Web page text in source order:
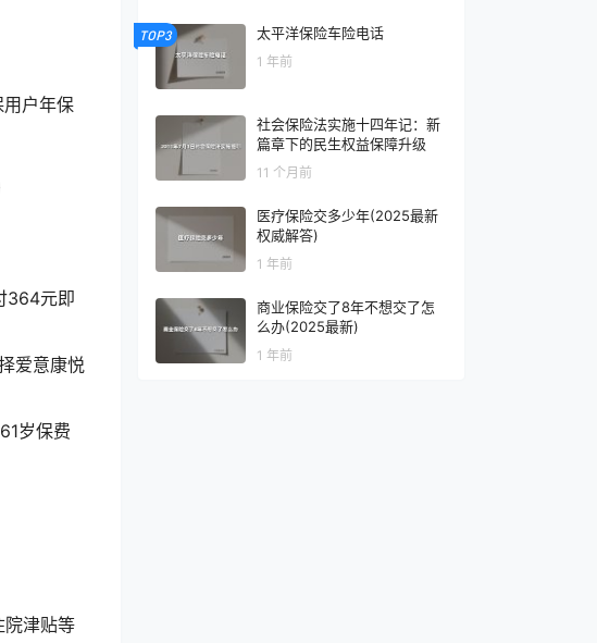
户年保
364元即
爱意康悦
岁保费
院津贴等
TOP3 太平洋保险车险电话
1 年前
社会保险法实施十四年记：新
篇章下的民生权益保障升级
11 个月前
医疗保险交多少年(2025最新
权威解答)
1 年前
商业保险交了8年不想交了怎
么办(2025最新)
1 年前